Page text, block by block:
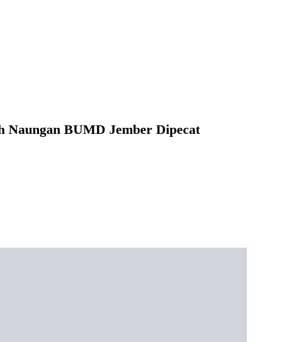
Naungan BUMD Jember Dipecat